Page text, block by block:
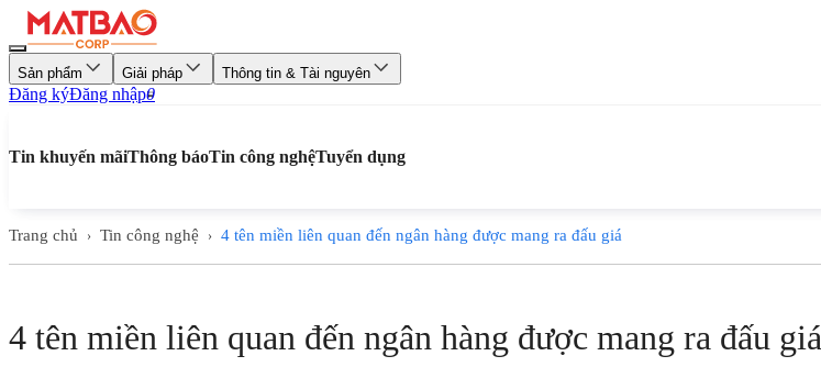
Sản phẩm Giải pháp Thông tin & Tài nguyên
Đăng kýĐăng nhập0
Tin khuyến mãiThông báoTin công nghệTuyển dụng
Trang chủ › Tin công nghệ › 4 tên miền liên quan đến ngân hàng được mang ra đấu giá
4 tên miền liên quan đến ngân hàng được mang ra đấu giá